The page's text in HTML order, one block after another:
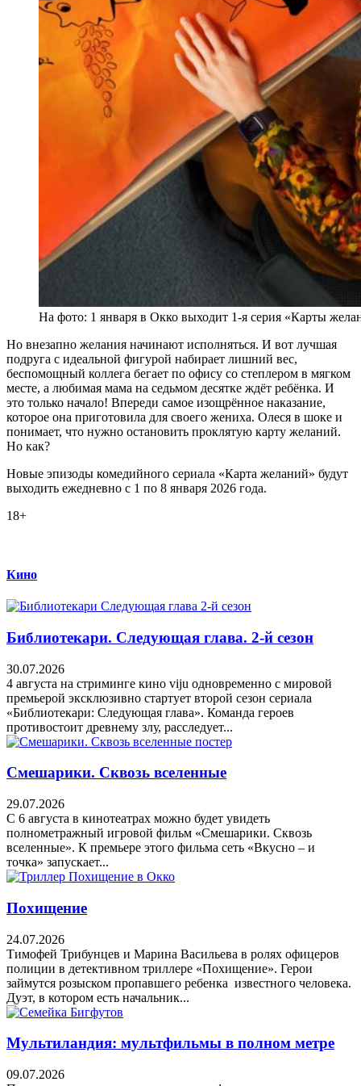
На фото: 1 января в Окко выходит 1-я серия «Карты
Но внезапно желания начинают исполняться. И вот лучшая
подруга с идеальной фигурой набирает лишний вес,
беспомощный коллега бегает по офису со степлером в мягком
месте, а любимая мама на седьмом десятке ждёт ребёнка. И
это только начало! Впереди самое изощрённое наказание,
которое она приготовила для своего жениха. Олеся в шоке и
понимает, что нужно остановить проклятую карту желаний.
Но как?
Новые эпизоды комедийного сериала «Карта желаний» будут
выходить ежедневно с 1 по 8 января 2026 года.
18+
Кино
Библиотекари. Следующая глава. 2-й сезон
30.07.2026
4 августа на стриминге кино viju одновременно с мировой
премьерой эксклюзивно стартует второй сезон сериала
«Библиотекари: Следующая глава». Команда героев
противостоит древнему злу, расследует...
Смешарики. Сквозь вселенные
29.07.2026
С 6 августа в кинотеатрах можно будет увидеть
полнометражный игровой фильм «Смешарики. Сквозь
вселенные». К премьере этого фильма сеть «Вкусно – и
точка» запускает...
Похищение
24.07.2026
Тимофей Трибунцев и Марина Васильева в ролях офицеров
полиции в детективном триллере «Похищение». Герои
займутся розыском пропавшего ребенка известного человека.
Дуэт, в котором есть начальник...
Мультиландия: мультфильмы в полном метре
09.07.2026